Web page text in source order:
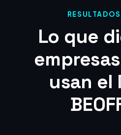
Lo que
usan el